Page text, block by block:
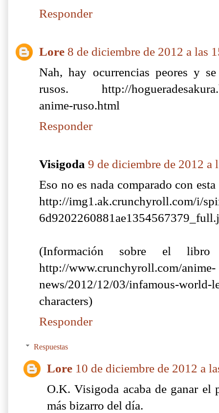
Responder
Lore 8 de diciembre de 2012 a las
Nah, hay ocurrencias peores y
rusos. http://
anime-ruso.html
Responder
Visigoda 9 de diciembre de 2012 a
Eso no es nada comparado con
http://img1.ak.crunchyroll.com/i/
(Información sobre el libro
http://www.crunchyroll.com/anime-
news/2012/12/03/infamous-world-
characters)
Responder
Respuestas
Lore 10 de diciembre de 2012 a
O.K. Visigoda acaba de ganar el
más bizarro del día.